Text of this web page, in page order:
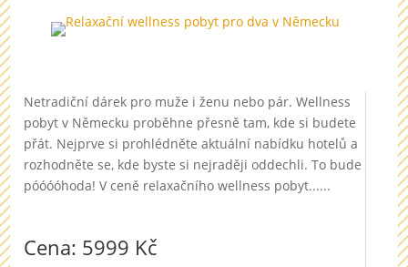
Netradiční dárek pro muže i ženu nebo pár. Wellness
pobyt v Německu proběhne přesně tam, kde si budete
přát. Nejprve si prohlédněte aktuální nabídku hotelů a
rozhodněte se, kde byste si nejraději oddechli. To bude
póóóóhoda! V ceně relaxačního wellness pobyt......
Cena: 5999 Kč